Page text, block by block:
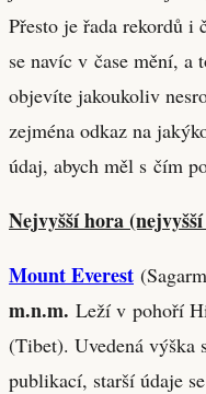
Přesto je řada rekordů i
se navíc v čase mění, a
objevíte jakoukoliv
zejména odkaz na
údaj, abych měl s čím
Nejvyšší hora
Mount Everest
m.n.m. Leží v pohoří
(Tibet). Uvedená výška
publikací, starší údaje